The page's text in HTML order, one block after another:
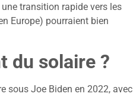
transition rapide vers les
Europe) pourraient bien
du solaire ?
sous Joe Biden en 2022, avec